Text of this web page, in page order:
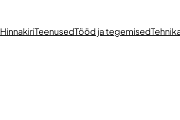
HinnakiriTeenusedTööd ja tegemised